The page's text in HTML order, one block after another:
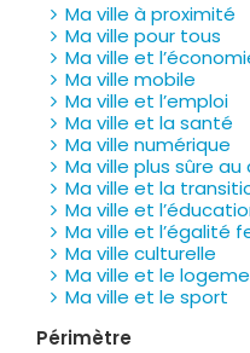
Ma ville à proximité
Ma ville pour tous
Ma ville et
Ma ville mobile
Ma ville et l’emploi
Ma ville et la santé
Ma ville numérique
Ma ville plus sûre
Ma ville et la
Ma ville et
Ma ville et l’égalité
Ma ville culturelle
Ma ville et le
Ma ville et le sport
Périmètre